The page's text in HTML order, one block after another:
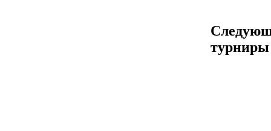
турниры